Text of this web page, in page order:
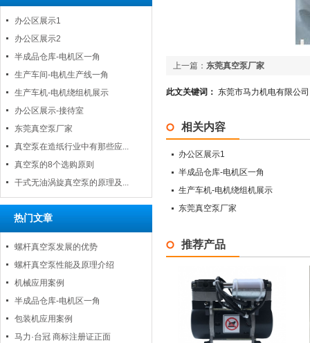
办公区展示1
办公区展示2
半成品仓库-电机区一角
生产车间-电机生产线一角
生产车机-电机绕组机展示
办公区展示-接待室
东莞真空泵厂家
真空泵在造纸行业中有那些应...
真空泵的8个选购原则
干式无油涡旋真空泵的原理及...
热门文章
螺杆真空泵发展的优势
螺杆真空泵性能及原理介绍
机械应用案例
半成品仓库-电机区一角
包装机应用案例
马力·台冠 商标注册证正面
上一篇： 东莞真空泵厂家
此文关键词： 东莞市马力机电有限公
相关内容
办公区展示1
半成品仓库-电机区一角
生产车机-电机绕组机展示
东莞真空泵厂家
推荐产品